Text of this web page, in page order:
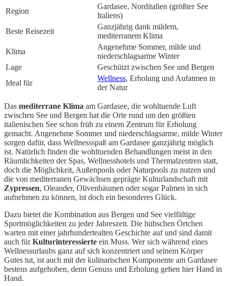
Region
Gardasee, Norditalien (größter See
Italiens)
Beste Reisezeit
Ganzjährig dank mildem,
mediterranem Klima
Klima
Angenehme Sommer, milde und
niederschlagsarme Winter
Lage
Geschützt zwischen See und Bergen
Ideal für
Wellness, Erholung und Aufatmen in
der Natur
Das mediterrane Klima am Gardasee, die wohltuende Luft
zwischen See und Bergen hat die Orte rund um den größten
italienischen See schon früh zu einem Zentrum für Erholung
gemacht. Angenehme Sommer und niederschlagsarme, milde Winter
sorgen dafür, dass Wellnessspaß am Gardasee ganzjährig möglich
ist. Natürlich finden die wohltuenden Behandlungen meist in den
Räumlichkeiten der Spas, Wellnesshotels und Thermalzentren statt,
doch die Möglichkeit, Außenpools oder Naturpools zu nutzen und
die von mediterranen Gewächsen geprägte Kulturlandschaft mit
Zypressen, Oleander, Olivenbäumen oder sogar Palmen in sich
aufnehmen zu können, ist doch ein besonderes Glück.
Dazu bietet die Kombination aus Bergen und See vielfältige
Sportmöglichkeiten zu jeder Jahreszeit. Die hübschen Örtchen
warten mit einer jahrhundertealten Geschichte auf und sind damit
auch fürKulturinteressierte ein Muss. Wer sich während eines
Wellnessurlaubs ganz auf sich konzentriert und seinem Körper
Gutes tut, ist auch mit der kulinarischen Komponente am Gardasee
bestens aufgehoben, denn Genuss und Erholung gehen hier Hand in
Hand.